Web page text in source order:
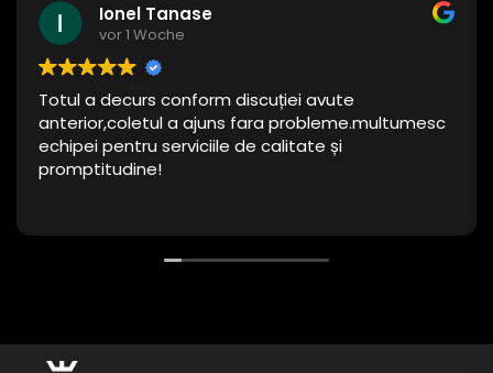
Ionel Tanase
vor 1 Woche
Totul a decurs conform discuției avute
anterior,coletul a ajuns fara probleme.multumesc
echipei pentru serviciile de calitate și
promptitudine!